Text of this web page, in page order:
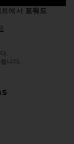
에서 포워드
.
니다.